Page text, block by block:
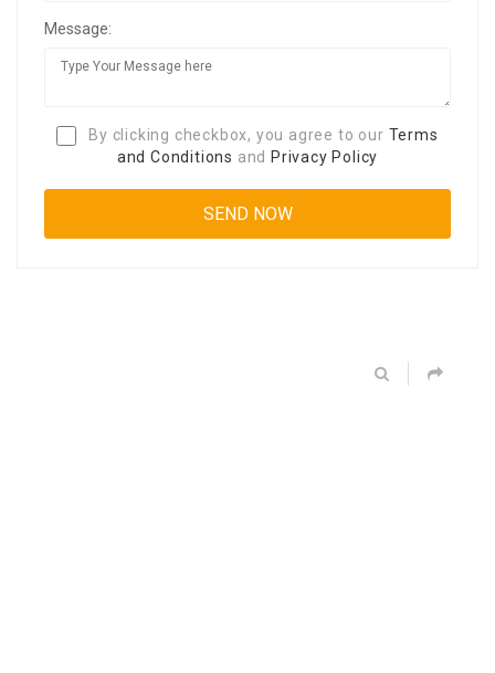
Message:
By clicking checkbox, you agree to our Terms
and Conditions and Privacy Policy